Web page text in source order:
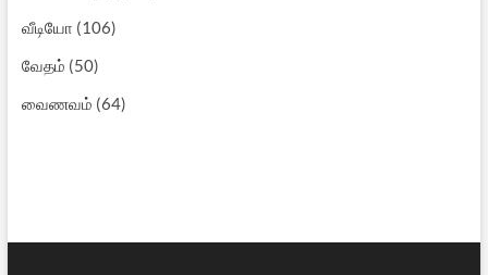
வீடியோ (106)
வேதம் (50)
வைணவம் (64)